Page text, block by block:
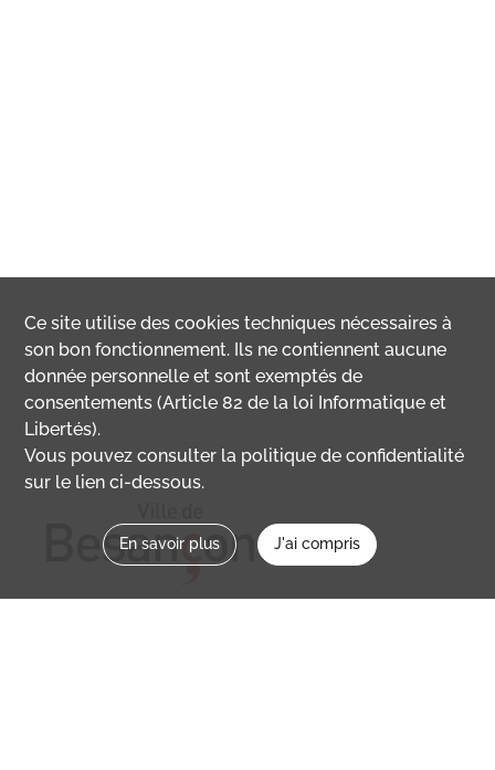
Ce site utilise descookies techniques nécessaires à
son bon fonctionnement. Ils ne contiennent aucune
donnée personnelle et sont exemptés de
consentements (Article 82 de la loi Informatique et
Libertés).
Vous pouvez consulter la politique de confidentialité
sur le lien ci-dessous.
En savoir plus J'ai compris